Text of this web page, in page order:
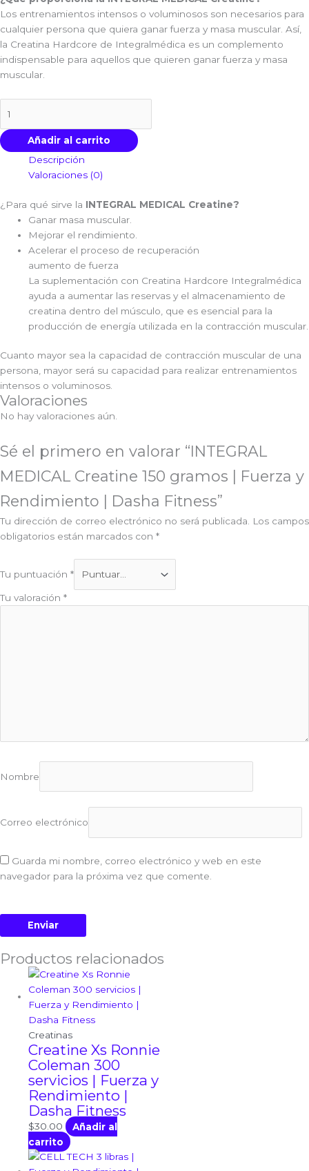
Los entrenamientos intensos o voluminosos son necesarios para
cualquier persona que quiera ganar fuerza y ​​masa muscular. Así,
la Creatina Hardcore de Integralmédica es un complemento
indispensable para aquellos que quieren ganar fuerza y ​​masa
muscular.
Añadir al carrito
Descripción
Valoraciones (0)
¿Para qué sirve la INTEGRAL MEDICAL Creatine?
Ganar masa muscular.
Mejorar el rendimiento.
Acelerar el proceso de recuperación
aumento de fuerza
La suplementación con Creatina Hardcore Integralmédica
ayuda a aumentar las reservas y el almacenamiento de
creatina dentro del músculo, que es esencial para la
producción de energía utilizada en la contracción muscular.
Cuanto mayor sea la capacidad de contracción muscular de una
persona, mayor será su capacidad para realizar entrenamientos
intensos o voluminosos.
Valoraciones
No hay valoraciones aún.
Sé el primero en valorar “INTEGRAL
MEDICAL Creatine 150 gramos | Fuerza y
Rendimiento | Dasha Fitness”
Tu dirección de correo electrónico no será publicada. Los campos
obligatorios están marcados con *
Tu puntuación *
Tu valoración *
Nombre
Correo electrónico
Guarda mi nombre, correo electrónico y web en este
navegador para la próxima vez que comente.
Productos relacionados
Creatinas
Creatine Xs Ronnie
Coleman 300
servicios | Fuerza y
Rendimiento |
Dasha Fitness
$30.00
Añadir al
carrito